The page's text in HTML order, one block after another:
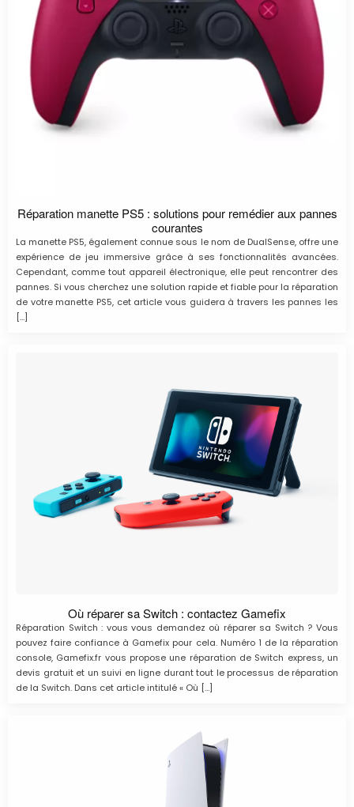
Réparation manette PS5 : solutions pour remédier aux pannes
courantes
La manette PS5, également connue sous le nom de DualSense, offre une
expérience de jeu immersive grâce à ses fonctionnalités avancées.
Cependant, comme tout appareil électronique, elle peut rencontrer des
pannes. Si vous cherchez une solution rapide et fiable pour la réparation
de votre manette PS5, cet article vous guidera à travers les pannes les
[…]
Où réparer sa Switch : contactez Gamefix
Réparation Switch : vous vous demandez où réparer sa Switch ? Vous
pouvez faire confiance à Gamefix pour cela. Numéro 1 de la réparation
console, Gamefix.fr vous propose une réparation de Switch express, un
devis gratuit et un suivi en ligne durant tout le processus de réparation
de la Switch. Dans cet article intitulé « Où […]